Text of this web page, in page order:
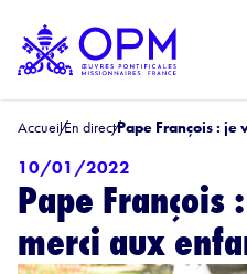
AccueilEn directPape François :
10/01/2022
Pape
merci aux